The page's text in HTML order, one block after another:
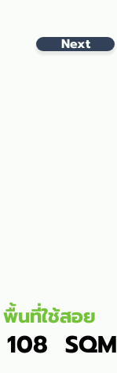
Next
พื้นที่ใช้สอย
108 SQM